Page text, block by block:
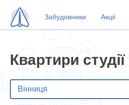
Забудовники Акції
Квартири